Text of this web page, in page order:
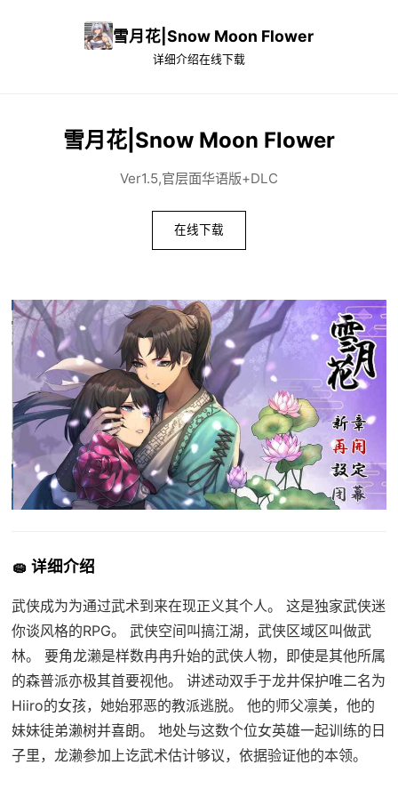
雪月花|Snow Moon Flower
详细介绍在线下载
雪月花|Snow Moon Flower
Ver1.5,官层面华语版+DLC
在线下载
🧽 详细介绍
武侠成为为通过武术到来在现正义其个人。 这是独家武侠迷
你谈风格的RPG。 武侠空间叫搞江湖，武侠区域区叫做武
林。 要角龙濑是样数冉冉升始的武侠人物，即使是其他所属
的森普派亦极其首要视他。 讲述动双手于龙井保护唯二名为
Hiiro的女孩，她始邪恶的教派逃脱。 他的师父凛美，他的
妹妹徒弟濑树并喜朗。 地处与这数个位女英雄一起训练的日
子里，龙濑参加上讫武术估计够议，依据验证他的本领。